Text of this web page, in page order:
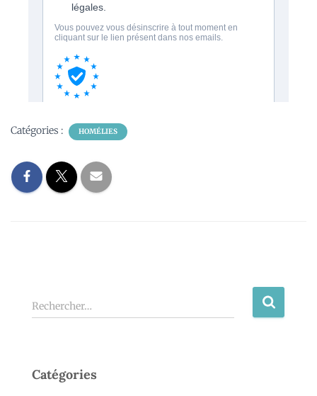
Catégories : HOMÉLIES
Rechercher…
Catégories